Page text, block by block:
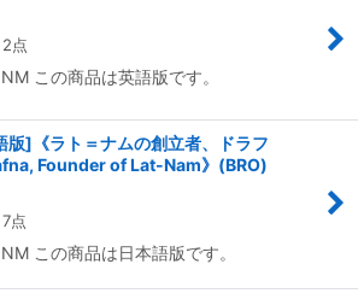
点
この商品は英語版です。
版]《ラト＝ナムの創立者、ドラフ
Founder of Lat-Nam》(BRO)
点
この商品は日本語版です。